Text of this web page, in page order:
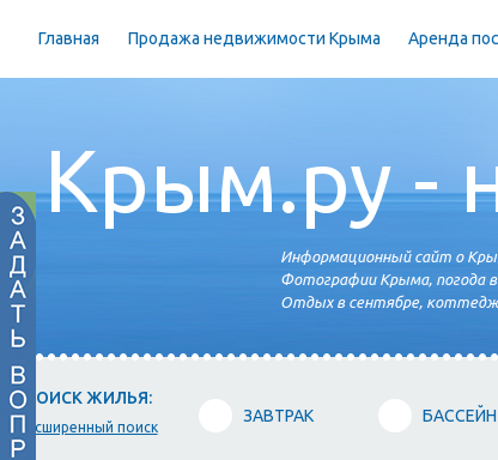
Главная Продажа недвижимости Крыма Аренда
Крым.ру -
Информационный сайт о
Фотографии Крыма, погода
Отдых в сентябре,
ПОИСК ЖИЛЬЯ:
расширенный поиск
ЗАВТРАК БАССЕЙН